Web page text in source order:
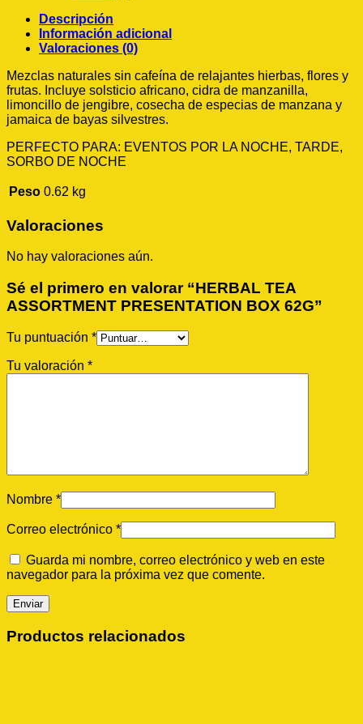
Descripción
Información adicional
Valoraciones (0)
Mezclas naturales sin cafeína de relajantes hierbas, flores y
frutas. Incluye solsticio africano, cidra de manzanilla,
limoncillo de jengibre, cosecha de especias de manzana y
jamaica de bayas silvestres.
PERFECTO PARA: EVENTOS POR LA NOCHE, TARDE,
SORBO DE NOCHE
Peso 0.62 kg
Valoraciones
No hay valoraciones aún.
Sé el primero en valorar “HERBAL TEA
ASSORTMENT PRESENTATION BOX 62G”
Tu puntuación *
Tu valoración *
Nombre *
Correo electrónico *
Guarda mi nombre, correo electrónico y web en este
navegador para la próxima vez que comente.
Productos relacionados